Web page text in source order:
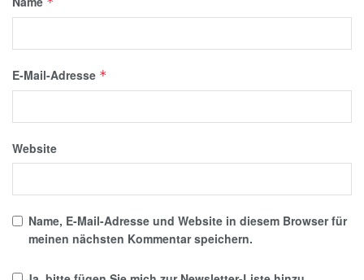
E-Mail-Adresse *
Website
Name, E-Mail-Adresse und Website in diesem Browser für
meinen nächsten Kommentar speichern.